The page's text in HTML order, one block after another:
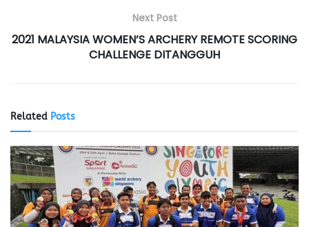
Next Post
2021 MALAYSIA WOMEN’S ARCHERY REMOTE SCORING
CHALLENGE DITANGGUH
Related Posts